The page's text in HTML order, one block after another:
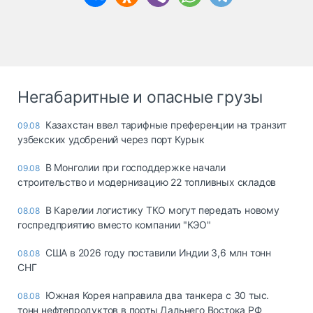
Негабаритные и опасные грузы
09.08 Казахстан ввел тарифные преференции на транзит
узбекских удобрений через порт Курык
09.08 В Монголии при господдержке начали
строительство и модернизацию 22 топливных складов
08.08 В Карелии логистику ТКО могут передать новому
госпредприятию вместо компании "КЭО"
08.08 США в 2026 году поставили Индии 3,6 млн тонн
СНГ
08.08 Южная Корея направила два танкера с 30 тыс.
тонн нефтепродуктов в порты Дальнего Востока РФ